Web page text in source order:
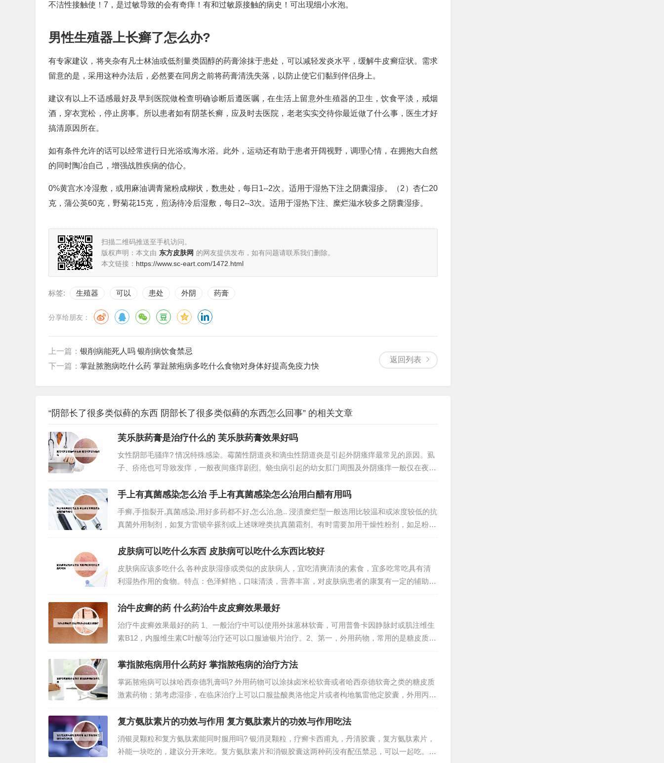
不洁性接触使！7，是过敏导致的会有奇痒！有和过敏原接触的病史！可出现细小水泡。
男性生殖器上长癣了怎么办?
有专家建议，将夹杂有凡士林油或低剂量类固醇的药膏涂抹于患处，可以减轻发炎水平，缓解牛皮癣症状。需求
留意的是，采用这种办法后，必然要在同房之前将药膏清洗失落，以防止使它们黏到伴侣身上。
建议有以上不适感最好及早到医院做检查明确诊断后遵医嘱，在生活上留意外生殖器的卫生，饮食平淡，戒烟
酒，穿衣宽松，停止房事。所以患者如有阴茎长癣，应及时去医院，老老实实交待你最近做了什么事，医生才好
搞清原因所在。
如有条件允许的话可以经常进行日光浴或海水浴。此外，运动还有助于患者开阔视野，调理心情，在拥抱大自然
的同时陶冶自己，增强战胜疾病的信心。
0%黄宫水冷湿敷，或用麻油调青黛粉成糊状，数患处，每日1--2次。适用于湿热下注之阴囊湿疹。（2）杏仁20
克，蒲公英60克，野菊花15克，煎汤待冷后湿敷，每日2--3次。适用于湿热下注、糜烂滋水较多之阴囊湿疹。
扫描二维码推送至手机访问。
版权声明：本文由 东方皮肤网 的网友提供发布，如有问题请联系我们删除。
本文链接： https://www.sc-eart.com/1472.html
标签: 生殖器 可以 患处 外阴 药膏
分享给朋友：
返回列表
上一篇： 银削病能死人吗 银削病饮食禁忌
下一篇： 掌趾脓胞病吃什么药 掌趾脓疱病多吃什么食物对身体好提高免疫力快
“阴部长了很多类似藓的东西 阴部长了很多类似藓的东西怎么回事” 的相关文章
芙乐肤药膏是治疗什么的 芙乐肤药膏效果好吗
女性阴部毛骚痒? 情况特殊感染。霉菌性阴道炎和滴虫性阴道炎是引起外阴瘙痒最常见的原因。虱
子、疥疮也可导致发痒，一般夜间瘙痒剧烈。蛲虫病引起的幼女肛门周围及外阴瘙痒一般仅在夜间
发作，肉眼可见白色的蛲虫。阴毛部位瘙痒有可能是不注意卫生，滴虫性阴道炎、霉菌性阴道炎等
引起的，也有可能是脂溢性皮炎、外阴营养不...
手上有真菌感染怎么治 手上有真菌感染怎么治用白醋有用吗
手癣,手指裂开,真菌感染,用好多药都不好,怎么治,急.. 浸渍糜烂型一般选用比较温和或浓度较低的抗
真菌外用制剂，如复方雷锁辛搽剂或上述咪唑类抗真菌霜剂。有时需要加用干燥性粉剂，如足粉。
局部治疗首选各种抗真菌药物，如咪唑类药物、丙烯胺类药物，对于角化明显的皮疹可加用角质剥
脱剂以缓解症状；对单纯外用药物...
皮肤病可以吃什么东西 皮肤病可以吃什么东西比较好
皮肤病应该多吃什么 各种皮肤湿疹或类似的皮肤病人，宜吃清爽清淡的素食，宜多吃常吃具有清
利湿热作用的食物。特点：色泽鲜艳，口味清淡，营养丰富，对皮肤病患者的康复有一定的辅助作
用。红柿肉末蒸豆腐 原料：西红柿一个、瘦肉60克、土豆二个、豆腐一合。调料：清油、食盐、
味精适量。问题一：经常得皮肤病应该多吃什...
治牛皮癣的药 什么药治牛皮皮癣效果最好
治疗牛皮癣效果最好的药 1、一般治疗中可以使用外抹蒽林软膏，可用普鲁卡因静脉封或肌注维生
素B12，内服维生素C叶酸等治疗还可以口服迪银片治疗。2、第一，外用药物，常用的是糖皮质激
素类的药物，如卤米松软膏，地奈德软膏，糠酸莫米松软膏，丁酸氢化可的松软膏，曲安奈德软膏
等。3、牛皮癣是一种慢性炎症性疾病，...
掌指脓疱病用什么药好 掌指脓疱病的治疗方法
掌跖脓疱病可以抹哈西奈德乳膏吗? 外用药物可以涂抹卤米松软膏或者哈西奈德软膏之类的糖皮质
激素药物；第考虑湿疹，在临床治疗上可以口服盐酸奥洛他定片或者枸地氯雷他定胶囊，外用丙酸
氟替卡松乳膏或者卤米松软膏涂抹。也可以外涂多磺酸粘多糖乳膏，但是如果脓疱反应比较明显，
可以使用中药泡手，比如可以使用中药苦参、...
复方氨肽素片的功效与作用 复方氨肽素片的功效与作用吃法
消银灵颗粒和复方氨肽素能同时服用吗? 银消灵颗粒，疗癣卡西甫丸，丹清胶囊，复方氨肽素片，
补能一块吃的，建议分开来吃。复方氨肽素片和消银胶囊这两种药没有配伍禁忌，可以一起吃。相